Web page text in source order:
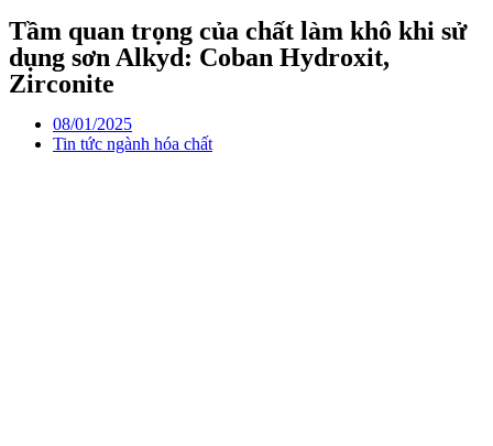
Tầm quan trọng của chất làm khô khi sử
dụng sơn Alkyd: Coban Hydroxit,
Zirconite
08/01/2025
Tin tức ngành hóa chất